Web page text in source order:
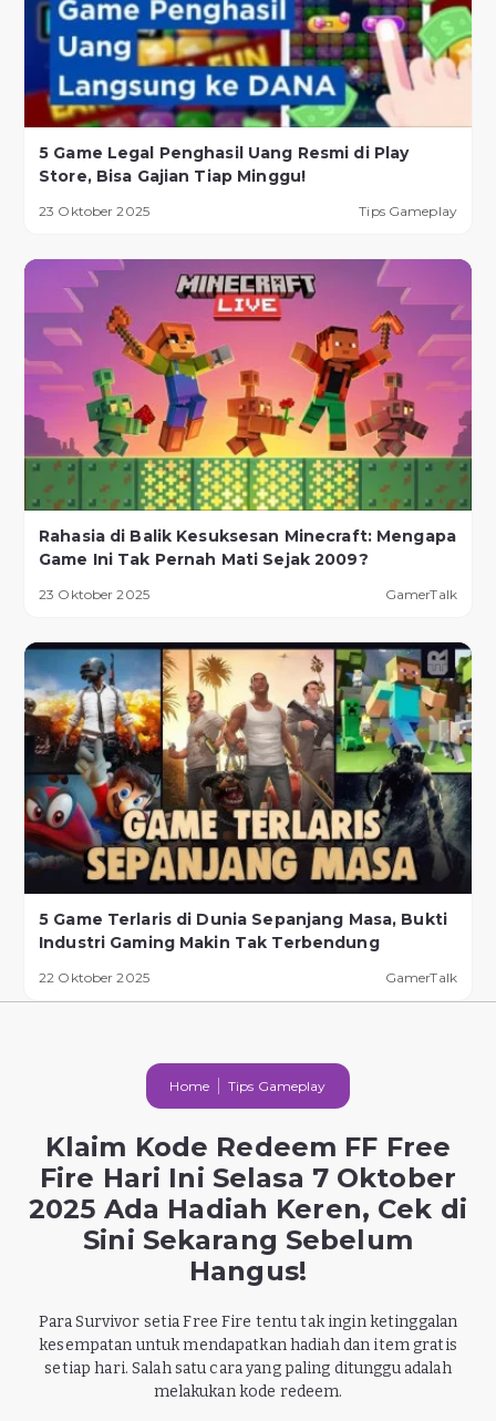
5 Game Legal Penghasil Uang Resmi di Play
Store, Bisa Gajian Tiap Minggu!
23 Oktober 2025 Tips Gameplay
Rahasia di Balik Kesuksesan Minecraft: Mengapa
Game Ini Tak Pernah Mati Sejak 2009?
23 Oktober 2025 GamerTalk
5 Game Terlaris di Dunia Sepanjang Masa, Bukti
Industri Gaming Makin Tak Terbendung
22 Oktober 2025 GamerTalk
Home Tips Gameplay
Klaim Kode Redeem FF Free
Fire Hari Ini Selasa 7 Oktober
2025 Ada Hadiah Keren, Cek di
Sini Sekarang Sebelum
Hangus!
Para Survivor setia Free Fire tentu tak ingin ketinggalan
kesempatan untuk mendapatkan hadiah dan item gratis
setiap hari. Salah satu cara yang paling ditunggu adalah
melakukan kode redeem.